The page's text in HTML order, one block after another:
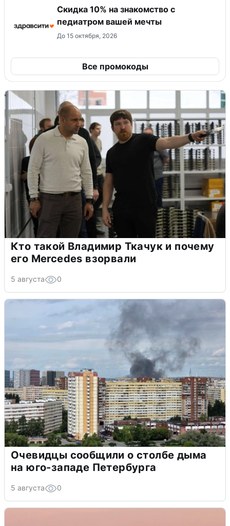
Скидка 10% на знакомство с
педиатром вашей мечты
До 15 октября, 2026
Все промокоды
Кто такой Владимир Ткачук и почему
его Mercedes взорвали
5 августа 0
Очевидцы сообщили о столбе дыма
на юго-западе Петербурга
5 августа 0